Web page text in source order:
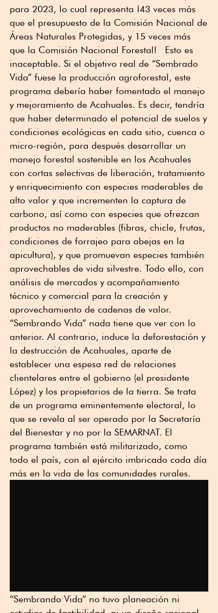
para 2023, lo cual representa ¡43 veces más
que el presupuesto de la Comisión Nacional de
Áreas Naturales Protegidas, y 15 veces más
que la Comisión Nacional Forestal! Esto es
inaceptable. Si el objetivo real de “Sembrado
Vida” fuese la producción agroforestal, este
programa debería haber fomentado el manejo
y mejoramiento de Acahuales. Es decir, tendría
que haber determinado el potencial de suelos y
condiciones ecológicas en cada sitio, cuenca o
micro-región, para después desarrollar un
manejo forestal sostenible en los Acahuales
con cortas selectivas de liberación, tratamiento
y enriquecimiento con especies maderables de
alto valor y que incrementen la captura de
carbono, así como con especies que ofrezcan
productos no maderables (fibras, chicle, frutas,
condiciones de forrajeo para abejas en la
apicultura), y que promuevan especies también
aprovechables de vida silvestre. Todo ello, con
análisis de mercados y acompañamiento
técnico y comercial para la creación y
aprovechamiento de cadenas de valor.
“Sembrando Vida” nada tiene que ver con lo
anterior. Al contrario, induce la deforestación y
la destrucción de Acahuales, aparte de
establecer una espesa red de relaciones
clientelares entre el gobierno (el presidente
López) y los propietarios de la tierra. Se trata
de un programa eminentemente electoral, lo
que se revela al ser operado por la Secretaría
del Bienestar y no por la SEMARNAT. El
programa también está militarizado, como
todo el país, con el ejército imbricado cada día
más en la vida de las comunidades rurales.
“Sembrando Vida” no tuvo planeación ni